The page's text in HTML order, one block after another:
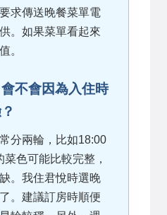
求傳送晚餐菜單電
。如果菜單看起來
。
不會因為入住時
分兩輪，比如18:00
色可能比較完整，
。我住君悅時選晚
。建議訂房時順便